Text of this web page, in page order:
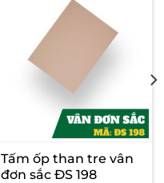
Tấm ốp than tre vân
đơn sắc ĐS 198